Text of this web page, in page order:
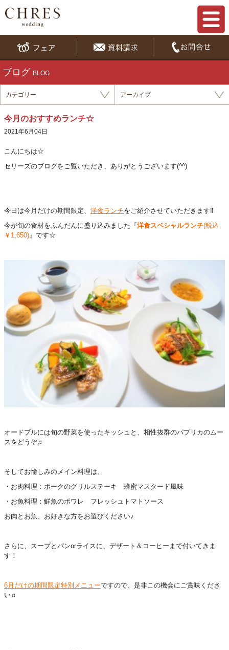
ブログ BLOG
カテゴリー アーカイブ
今月のおすすめランチ☆
2021年6月04日
こんにちは☆
セリーズのブログをご覧いただき、ありがとうございます(^^)
今日は今月だけの期間限定、 洋食ランチをご紹介させていただきます‼
今が旬の食材をふんだんに盛り込みました『洋食スペシャルランチ(税込
￥1,650)』です☆
オードブルには旬の野菜を使ったキッシュと、相性抜群のパプリカのムー
スをどうぞ♬
そしてお愉しみのメイン料理は、
・お肉料理：ポークのグリルステーキ 蜂蜜マスタード風味
・お魚料理：鮮魚のポワレ フレッシュトマトソース
お肉とお魚、お好きな方をお選びください♪
さらに、スープとパンorライスに、デザート＆コーヒーまで付いてきま
す！
6月だけの期間限定特別メニューですので、是非この機会にご賞味くださ
い♬